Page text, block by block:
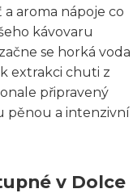
aroma nápoje co
kávovaru
se horká voda
extrakci chuti z
připravený
pěnou a intenzivní
v Dolce